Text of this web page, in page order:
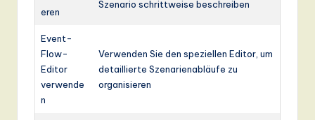
eren
Szenario schrittweise beschreiben
Event-
Flow-
Editor
verwende
n
Verwenden Sie den speziellen Editor, um
detaillierte Szenarienabläufe zu
organisieren